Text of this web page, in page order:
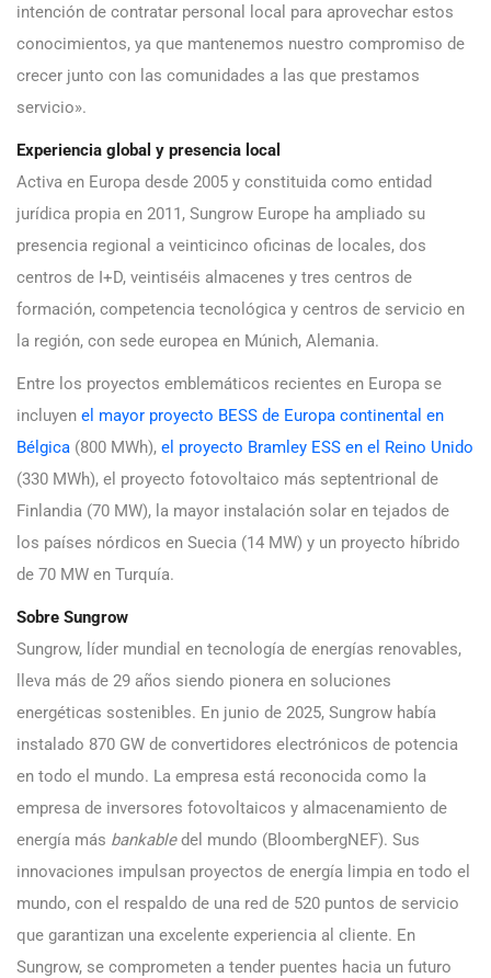
intención de contratar personal local para aprovechar estos
conocimientos, ya que mantenemos nuestro compromiso de
crecer junto con las comunidades a las que prestamos
servicio».
Experiencia global y presencia local
Activa en Europa desde 2005 y constituida como entidad
jurídica propia en 2011, Sungrow Europe ha ampliado su
presencia regional a veinticinco oficinas de locales, dos
centros de I+D, veintiséis almacenes y tres centros de
formación, competencia tecnológica y centros de servicio en
la región, con sede europea en Múnich, Alemania.
Entre los proyectos emblemáticos recientes en Europa se
incluyen el mayor proyecto BESS de Europa continental en
Bélgica (800 MWh), el proyecto Bramley ESS en el Reino Unido
(330 MWh), el proyecto fotovoltaico más septentrional de
Finlandia (70 MW), la mayor instalación solar en tejados de
los países nórdicos en Suecia (14 MW) y un proyecto híbrido
de 70 MW en Turquía.
Sobre Sungrow
Sungrow, líder mundial en tecnología de energías renovables,
lleva más de 29 años siendo pionera en soluciones
energéticas sostenibles. En junio de 2025, Sungrow había
instalado 870 GW de convertidores electrónicos de potencia
en todo el mundo. La empresa está reconocida como la
empresa de inversores fotovoltaicos y almacenamiento de
energía más bankabledel mundo (BloombergNEF). Sus
innovaciones impulsan proyectos de energía limpia en todo el
mundo, con el respaldo de una red de 520 puntos de servicio
que garantizan una excelente experiencia al cliente. En
Sungrow, se comprometen a tender puentes hacia un futuro